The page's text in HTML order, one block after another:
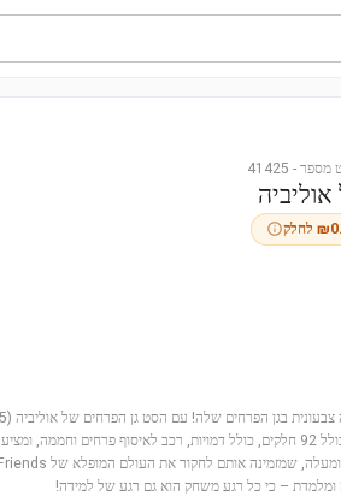
מספר -
41425
₪ לחלק
כדי משחק מהנה. הסט כולל 92 חלקים, כולל דמויות, רכב לאיסוף פרחים
ומלמדת – כי כל רגע משחק הוא גם רגע של למידה!